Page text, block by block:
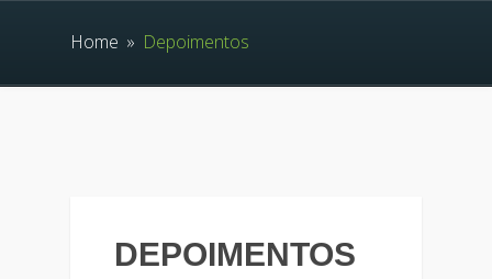
Home » Depoimentos
DEPOIMENTOS